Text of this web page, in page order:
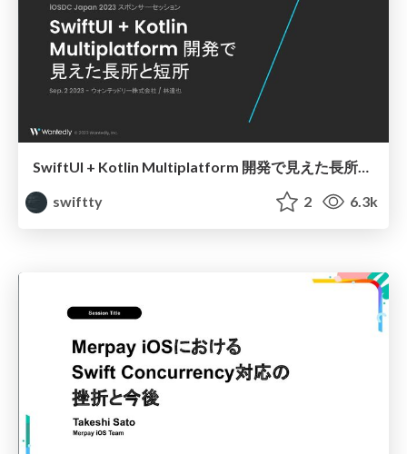
SwiftUI + Kotlin Multiplatform 開発で見えた長所と短所
swiftty
2 6.3k